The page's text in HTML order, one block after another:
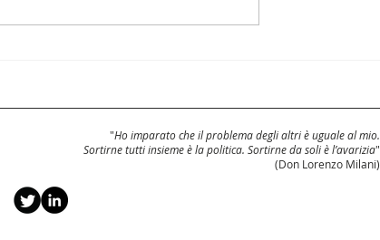
"Ho imparato che il problema degli altri è uguale al mio.
Sortirne tutti insieme è la politica. Sortirne da soli è l’avarizia"
(Don Lorenzo Milani)